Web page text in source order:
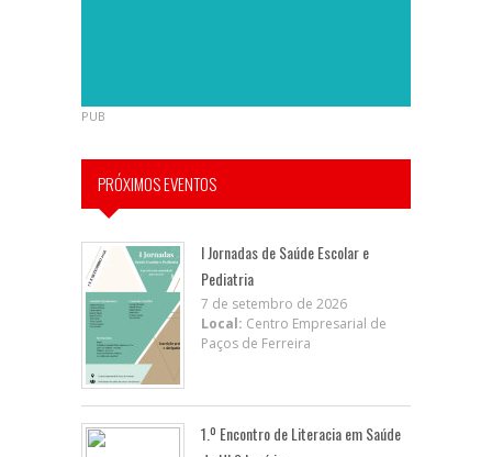
PUB
PRÓXIMOS EVENTOS
I Jornadas de Saúde Escolar e
Pediatria
7 de setembro de 2026
Local: Centro Empresarial de
Paços de Ferreira
1.º Encontro de Literacia em Saúde